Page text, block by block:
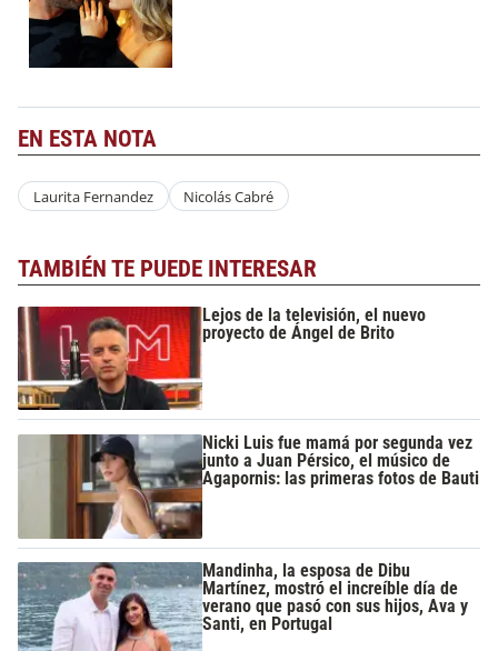
EN ESTA NOTA
Laurita Fernandez Nicolás Cabré
TAMBIÉN TE PUEDE INTERESAR
Lejos de la televisión, el nuevo
proyecto de Ángel de Brito
Nicki Luis fue mamá por segunda vez
junto a Juan Pérsico, el músico de
Agapornis: las primeras fotos de Bauti
Mandinha, la esposa de Dibu
Martínez, mostró el increíble día de
verano que pasó con sus hijos, Ava y
Santi, en Portugal